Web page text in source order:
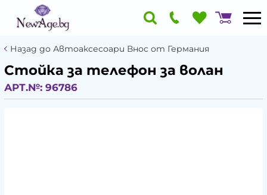
Назад до Автоаксесоари Внос от Германия
Стойка за телефон за волан
АРТ.№: 96786